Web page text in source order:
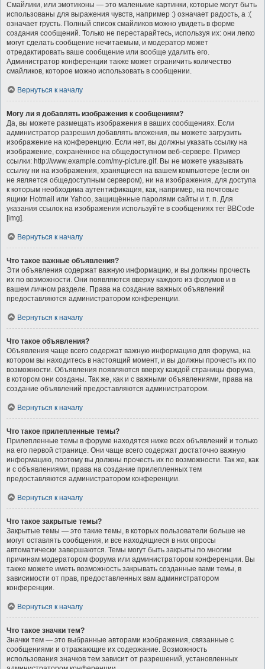
Смайлики, или эмотиконы — это маленькие картинки, которые могут быть
использованы для выражения чувств, например :) означает радость, а :(
означает грусть. Полный список смайликов можно увидеть в форме
создания сообщений. Только не перестарайтесь, используя их: они легко
могут сделать сообщение нечитаемым, и модератор может
отредактировать ваше сообщение или вообще удалить его.
Администратор конференции также может ограничить количество
смайликов, которое можно использовать в сообщении.
Вернуться к началу
Могу ли я добавлять изображения к сообщениям?
Да, вы можете размещать изображения в ваших сообщениях. Если
администратор разрешил добавлять вложения, вы можете загрузить
изображение на конференцию. Если нет, вы должны указать ссылку на
изображение, сохранённое на общедоступном веб-сервере. Пример
ссылки: http://www.example.com/my-picture.gif. Вы не можете указывать
ссылку ни на изображения, хранящиеся на вашем компьютере (если он
не является общедоступным сервером), ни на изображения, для доступа
к которым необходима аутентификация, как, например, на почтовые
ящики Hotmail или Yahoo, защищённые паролями сайты и т. п. Для
указания ссылок на изображения используйте в сообщениях тег BBCode
[img].
Вернуться к началу
Что такое важные объявления?
Эти объявления содержат важную информацию, и вы должны прочесть
их по возможности. Они появляются вверху каждого из форумов и в
вашем личном разделе. Права на создание важных объявлений
предоставляются администратором конференции.
Вернуться к началу
Что такое объявления?
Объявления чаще всего содержат важную информацию для форума, на
котором вы находитесь в настоящий момент, и вы должны прочесть их по
возможности. Объявления появляются вверху каждой страницы форума,
в котором они созданы. Так же, как и с важными объявлениями, права на
создание объявлений предоставляются администратором.
Вернуться к началу
Что такое прилепленные темы?
Прилепленные темы в форуме находятся ниже всех объявлений и только
на его первой странице. Они чаще всего содержат достаточно важную
информацию, поэтому вы должны прочесть их по возможности. Так же, как
и с объявлениями, права на создание прилепленных тем
предоставляются администратором конференции.
Вернуться к началу
Что такое закрытые темы?
Закрытые темы — это такие темы, в которых пользователи больше не
могут оставлять сообщения, и все находящиеся в них опросы
автоматически завершаются. Темы могут быть закрыты по многим
причинам модератором форума или администратором конференции. Вы
также можете иметь возможность закрывать созданные вами темы, в
зависимости от прав, предоставленных вам администратором
конференции.
Вернуться к началу
Что такое значки тем?
Значки тем — это выбранные авторами изображения, связанные с
сообщениями и отражающие их содержание. Возможность
использования значков тем зависит от разрешений, установленных